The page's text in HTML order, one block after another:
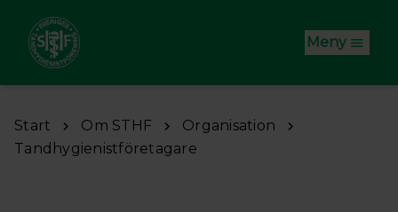
Meny
Start Om STHF
Organisation
Tandhygienistföretagare